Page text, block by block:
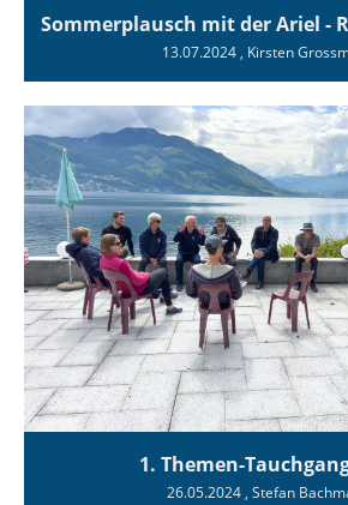
Sommerplausch mit der Ariel -
13.07.2024 , Kirsten
1. Themen-
26.05.2024 , Stefan